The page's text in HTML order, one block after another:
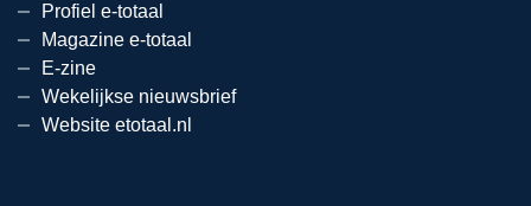
Profiel e-totaal
Magazine e-totaal
E-zine
Wekelijkse nieuwsbrief
Website etotaal.nl